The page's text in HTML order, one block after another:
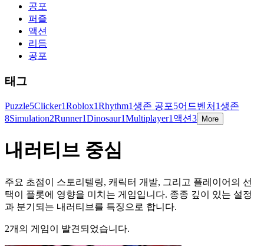
공포
퍼즐
액션
리듬
공포
태그
Puzzle5Clicker1Roblox1Rhythm1생존 공포5어드벤처 1생존
8Simulation2Runner1Dinosaur1Multiplayer1 액션3 More
내러티브 중심
주요 초점이 스토리텔링, 캐릭터 개발, 그리고 플레이어의 선
택이 플롯에 영향을 미치는 게임입니다. 종종 깊이 있는 설정
과 분기되는 내러티브를 특징으로 합니다.
2개의 게임이 발견되었습니다.